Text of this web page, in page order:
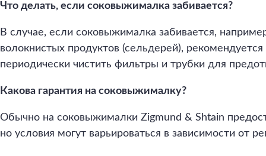
Что делать, если соковыжималка забивается?
В случае, если соковыжималка забивается,
волокнистых продуктов (сельдерей),
периодически чистить фильтры и трубки для
Какова гарантия на соковыжималку?
Обычно на соковыжималки Zigmund & Shtain
но условия могут варьироваться в зависимости от